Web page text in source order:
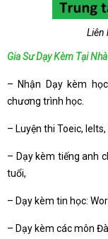
Liên
Gia Sư Dạy Kèm Tại
– Nhận Dạy kèm
chương trình học.
– Luyện thi Toeic,
– Dạy kèm tiếng anh
tuổi,
– Dạy kèm tin học:
– Dạy kèm các môn